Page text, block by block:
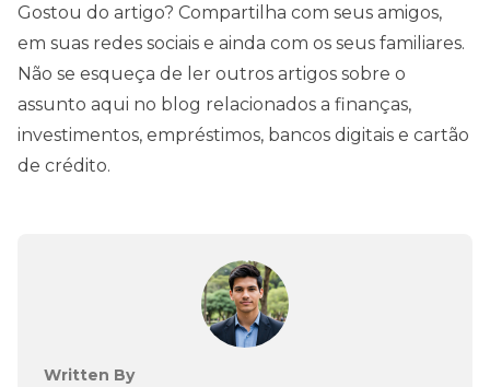
Gostou do artigo? Compartilha com seus amigos,
em suas redes sociais e ainda com os seus familiares.
Não se esqueça de ler outros artigos sobre o
assunto aqui no blog relacionados a finanças,
investimentos, empréstimos, bancos digitais e cartão
de crédito.
Written By